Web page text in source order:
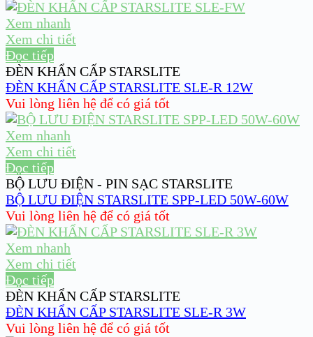
Xem nhanh
Xem chi tiết
Đọc tiếp
ĐÈN KHẨN CẤP STARSLITE
ĐÈN KHẨN CẤP STARSLITE SLE-R 12W
Vui lòng liên hệ để có giá tốt
Xem nhanh
Xem chi tiết
Đọc tiếp
BỘ LƯU ĐIỆN - PIN SẠC STARSLITE
BỘ LƯU ĐIỆN STARSLITE SPP-LED 50W-60W
Vui lòng liên hệ để có giá tốt
Xem nhanh
Xem chi tiết
Đọc tiếp
ĐÈN KHẨN CẤP STARSLITE
ĐÈN KHẨN CẤP STARSLITE SLE-R 3W
Vui lòng liên hệ để có giá tốt